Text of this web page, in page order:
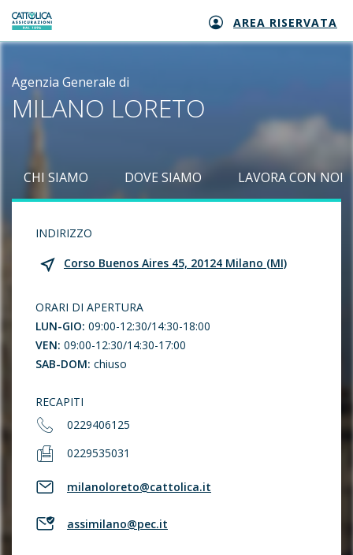
Generali logo AREA RISERVATA
Agenzia Generale di
MILANO LORETO
CHI SIAMO DOVE SIAMO LAVORA CON NOI
INDIRIZZO
Corso Buenos Aires 45, 20124 Milano (MI)
ORARI DI APERTURA
LUN-GIO: 09:00-12:30/14:30-18:00
VEN: 09:00-12:30/14:30-17:00
SAB-DOM: chiuso
RECAPITI
0229406125
0229535031
milanoloreto@cattolica.it
assimilano@pec.it